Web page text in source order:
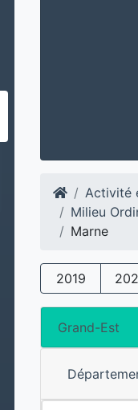
Activité
Milieu
Marne
2019
Grand-Est